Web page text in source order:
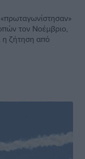
τον Νοέμβριο,
η ζήτηση από